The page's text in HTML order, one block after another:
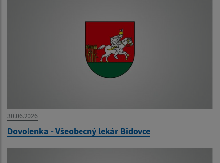
30.06.2026
Dovolenka - Všeobecný lekár Bidovce